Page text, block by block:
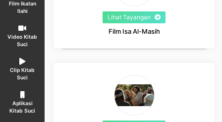
Film Ikatan
Ilahi
Video Kitab
Suci
Clip Kitab
Suci
Aplikasi
Kitab Suci
Lihat Tayangan
Film Isa Al-Masih